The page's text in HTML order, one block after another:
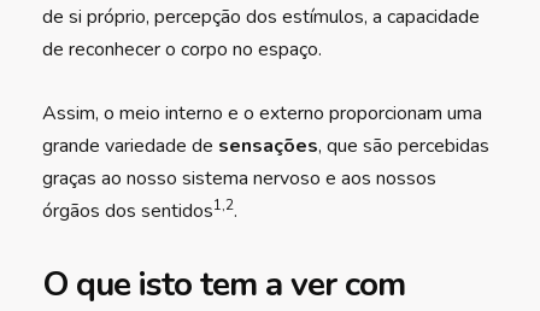
de si próprio, percepção dos estímulos, a capacidade
de reconhecer o corpo no espaço.
Assim, o meio interno e o externo proporcionam uma
grande variedade de sensações, que são percebidas
graças ao nosso sistema nervoso e aos nossos
órgãos dos sentidos1,2.
O que isto tem a ver com